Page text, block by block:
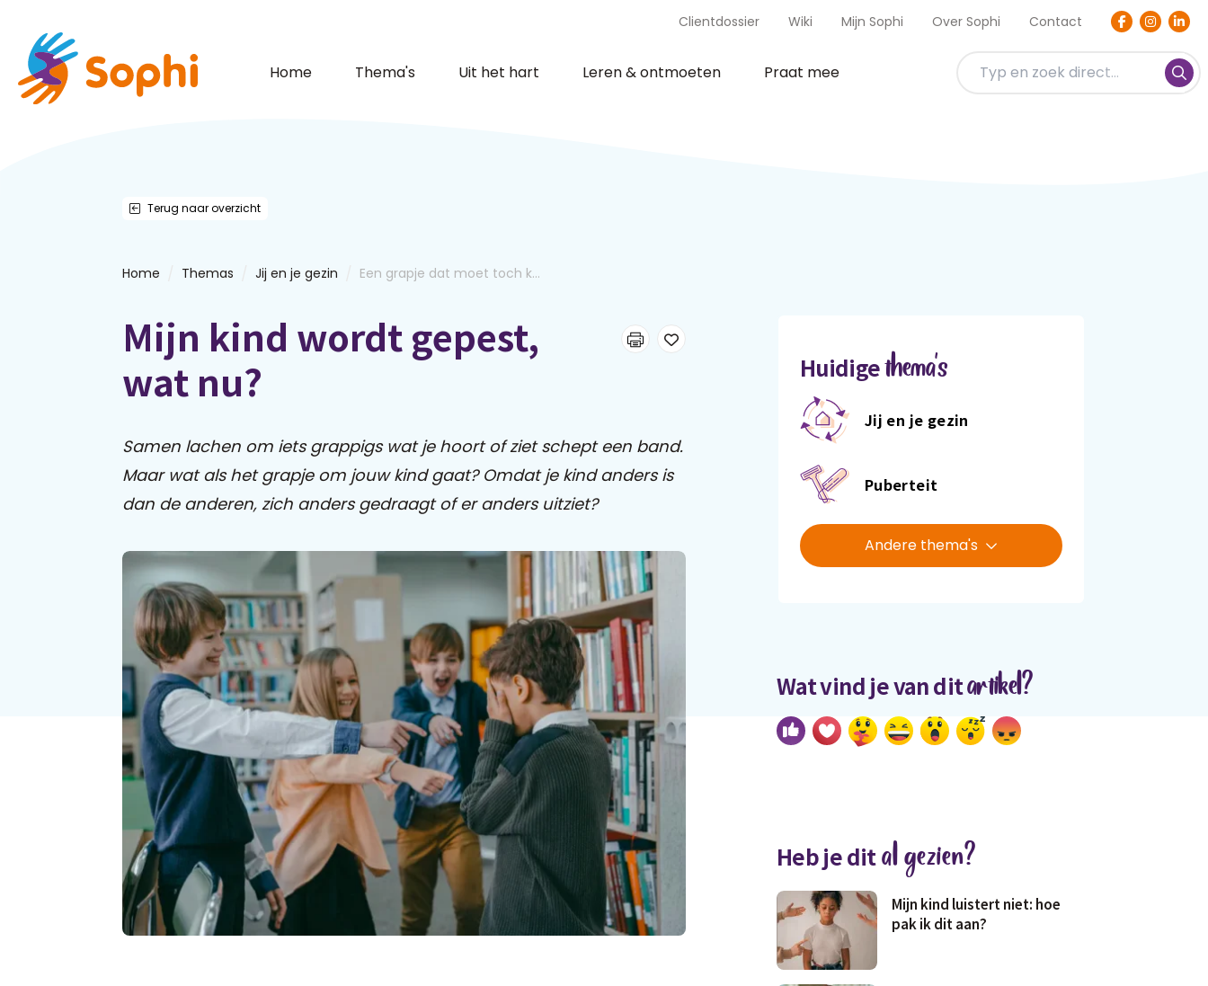
Clientdossier Wiki Mijn Sophi Over Sophi Contact
Home Thema's Uit het hart Leren & ontmoeten Praat mee
Terug naar overzicht
Home Themas Jij en je gezin Een grapje dat moet toch k...
Mijn kind wordt gepest,
wat nu?
Samen lachen om iets grappigs wat je hoort of ziet schept een band.
Maar wat als het grapje om jouw kind gaat? Omdat je kind anders is
dan de anderen, zich anders gedraagt of er anders uitziet?
Huidigethema's
Jij en je gezin
Puberteit
Andere thema's
Wat vind je van ditartikel?
Heb je dital gezien?
Mijn kind luistert niet: hoe
pak ik dit aan?